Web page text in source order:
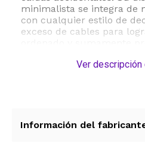
minimalista se integra de
con cualquier estilo de
exceso de cables para
La instalación es
es la solución definitiva
Ver descripción
Información del